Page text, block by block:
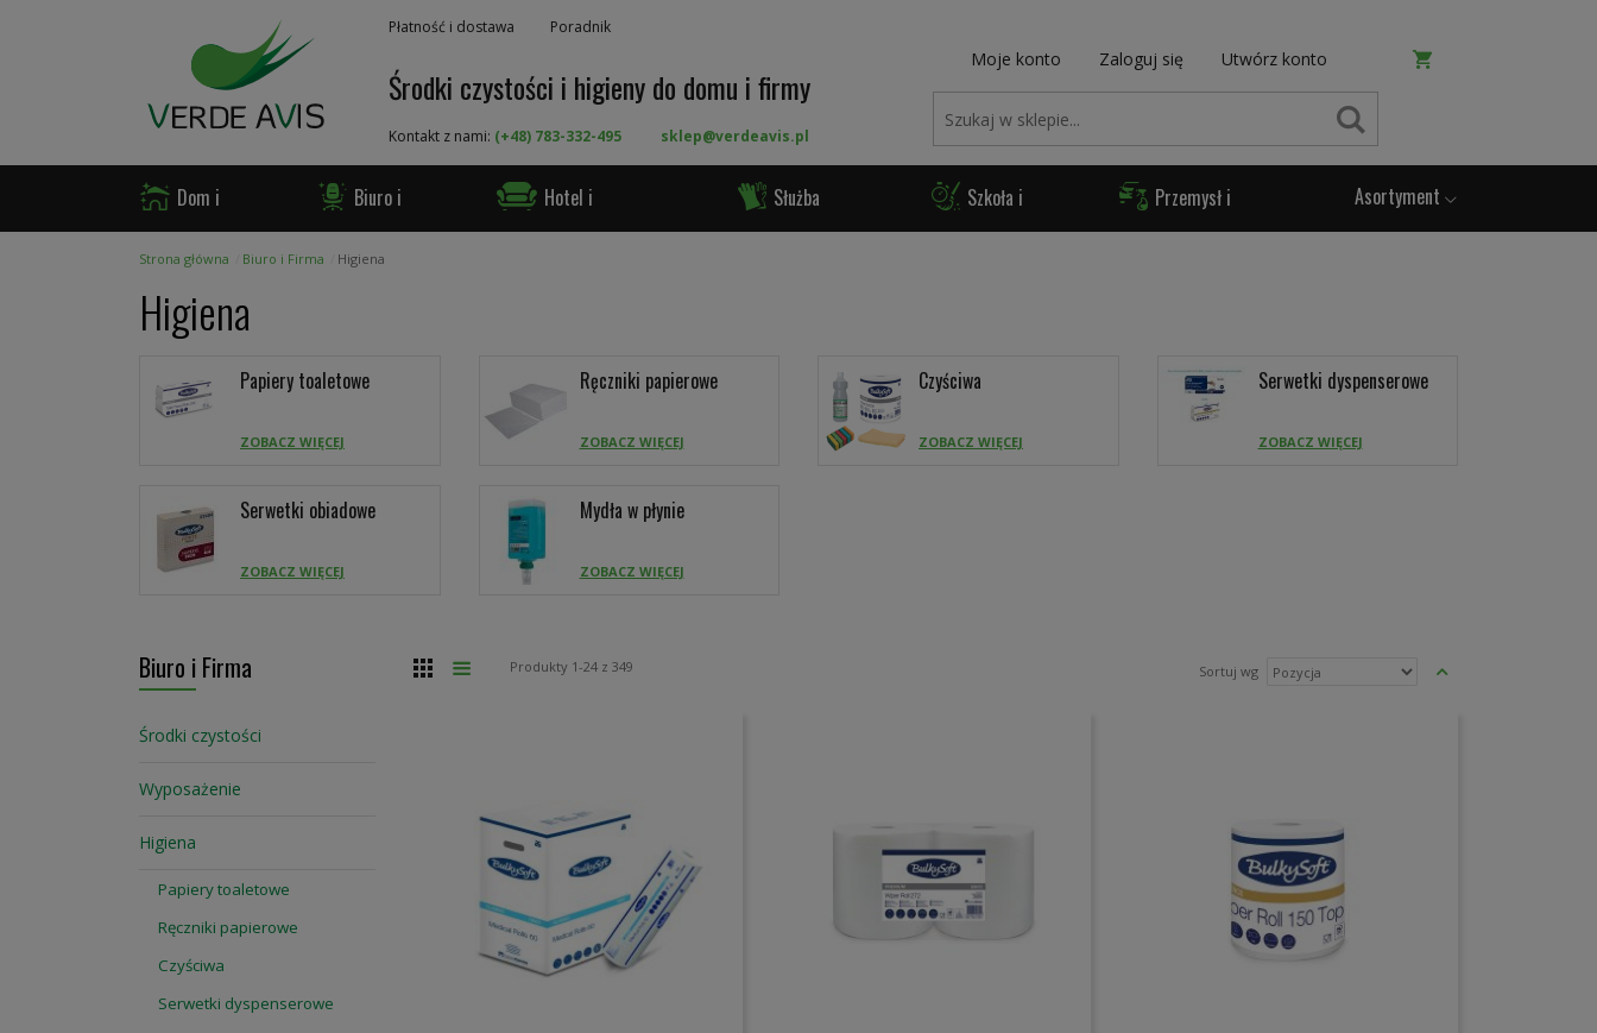
Płatność i dostawa Poradnik
Środki czystości i higieny do domu i firmy
Kontakt z nami: (+48) 783-332-495 sklep@verdeavis.pl
Moje konto Zaloguj się Utwórz konto
Dom i
Ogród
Biuro i
Firma
Hotel i Służba Szkoła i Przemysł i Asortyment
Strona główna Biuro i Firma Higiena
Higiena
Papiery toaletowe
ZOBACZ WIĘCEJ
Ręczniki papierowe
ZOBACZ WIĘCEJ
Czyściwa
ZOBACZ WIĘCEJ
Serwetki dyspenserowe
ZOBACZ WIĘCEJ
Serwetki obiadowe
ZOBACZ WIĘCEJ
Mydła w płynie
ZOBACZ WIĘCEJ
Siatka
ListaProdukty 1-24 z349 Sortuj wg
Ustaw
Biuro i Firma
Środki czystości
Wyposażenie
Higiena
Papiery toaletowe
Ręczniki papierowe
Czyściwa
Serwetki dyspenserowe